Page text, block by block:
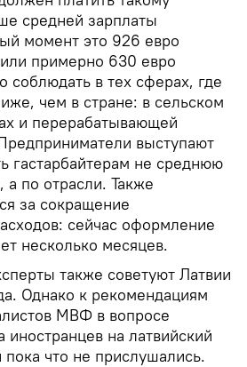
средней зарплаты
момент это 926 евро
примерно 630 евро
соблюдать в тех сферах, где
чем в стране: в сельском
и перерабатывающей
выступают
гастарбайтерам не среднюю
а по отрасли. Также
за сокращение
сейчас оформление
несколько месяцев.
также советуют Латвии
Однако к рекомендациям
МВФ в вопросе
иностранцев на латвийский
пока что не прислушались.